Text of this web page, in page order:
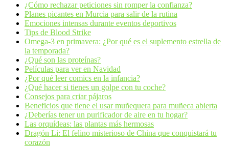
¿Cómo rechazar peticiones sin romper la confianza?
Planes picantes en Murcia para salir de la rutina
Emociones intensas durante eventos deportivos
Tips de Blood Strike
Omega-3 en primavera: ¿Por qué es el suplemento estrella de
la temporada?
¿Qué son las proteínas?
Películas para ver en Navidad
¿Por qué leer comics en la infancia?
¿Qué hacer si tienes un golpe con tu coche?
Consejos para criar pájaros
Beneficios que tiene el usar muñequera para muñeca abierta
¿Deberías tener un purificador de aire en tu hogar?
Las orquídeas: las plantas más hermosas
Dragón Li: El felino misterioso de China que conquistará tu
corazón